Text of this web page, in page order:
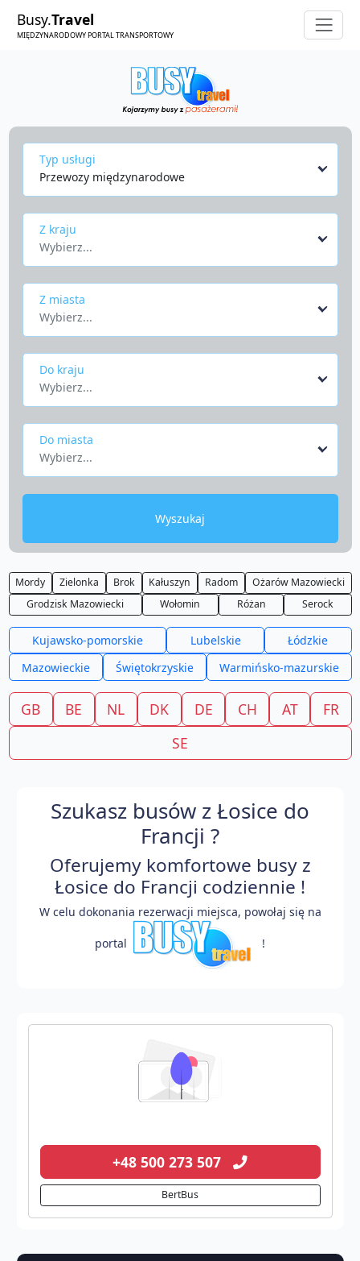
Busy.Travel
MIĘDZYNARODOWY PORTAL TRANSPORTOWY
Typ usługi
Przewozy międzynarodowe
Z kraju
Wybierz...
Z miasta
Wybierz...
Do kraju
Wybierz...
Do miasta
Wybierz...
Wyszukaj
Mordy Zielonka Brok Kałuszyn Radom
Ożarów Mazowiecki
Grodzisk Mazowiecki
Wołomin Różan Serock
Kujawsko-pomorskie Lubelskie
Łódzkie
Mazowieckie
Świętokrzyskie Warmińsko-mazurskie
GB BE NL DK DE CH AT
FR
SE
Szukasz busów z Łosice do
Francji ?
Oferujemy komfortowe busy z
Łosice do Francji codziennie !
W celu dokonania rezerwacji miejsca, powołaj się na
portal !
+48 500 273 507
BertBus